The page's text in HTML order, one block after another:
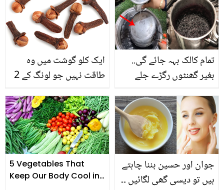
ایک کلو گوشت میں وہ
طاقت نہیں جو لونگ کے 2
لونگ کھانے سے کیا ہوتا ہے؟
فائدے اور استعمال جان کر
آپ بھی یہ کام ضرور کریں
گے
تمام کالک بہہ جائے گی..
بغیر گھنٹوں رگڑے جلے
کرنے کا طریقہ
5 Vegetables That
Keep Our Body Cool in
جوان اور حسین بننا چاہتے
ہیں تو دیسی گھی لگائیں ۔۔